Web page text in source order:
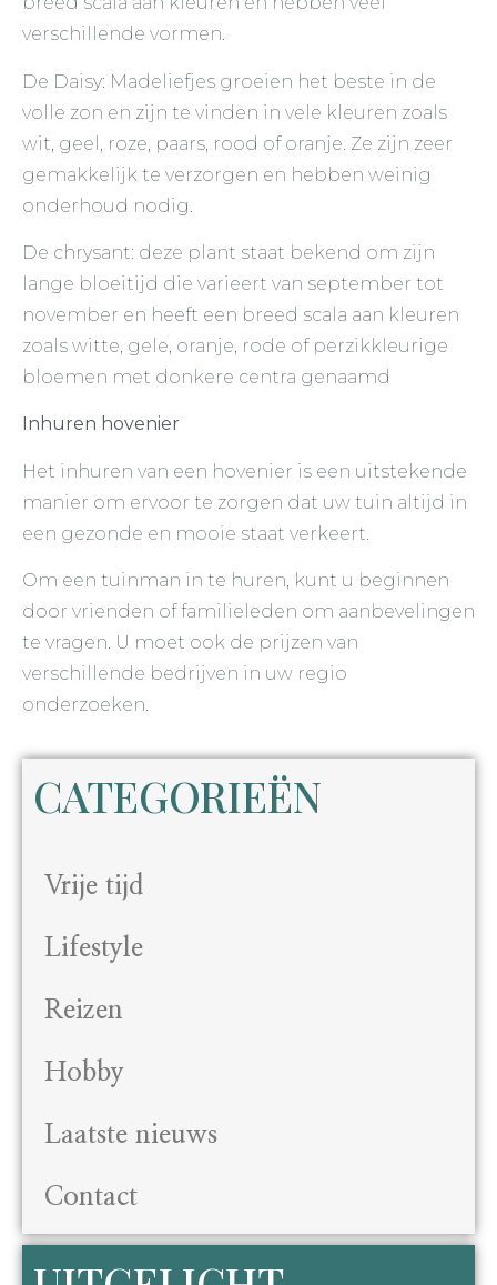
verschillende vormen.
De Daisy: Madeliefjes groeien het beste in de
volle zon en zijn te vinden in vele kleuren zoals
wit, geel, roze, paars, rood of oranje. Ze zijn zeer
gemakkelijk te verzorgen en hebben weinig
onderhoud nodig.
De chrysant: deze plant staat bekend om zijn
lange bloeitijd die varieert van september tot
november en heeft een breed scala aan kleuren
zoals witte, gele, oranje, rode of perzikkleurige
bloemen met donkere centra genaamd
Inhuren hovenier
Het inhuren van een hovenier is een uitstekende
manier om ervoor te zorgen dat uw tuin altijd in
een gezonde en mooie staat verkeert.
Om een tuinman in te huren, kunt u beginnen
door vrienden of familieleden om aanbevelingen
te vragen. U moet ook de prijzen van
verschillende bedrijven in uw regio
onderzoeken.
CATEGORIEËN
Vrije tijd
Lifestyle
Reizen
Hobby
Laatste nieuws
Contact